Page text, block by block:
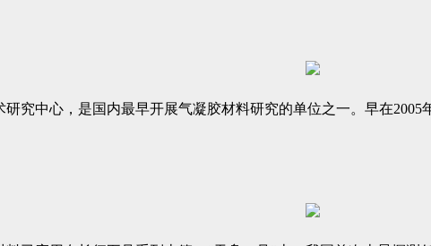
究中心，是国内最早开展气凝胶材料研究的单位之一。早在